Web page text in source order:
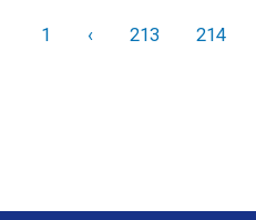
1 ‹Назад213 214